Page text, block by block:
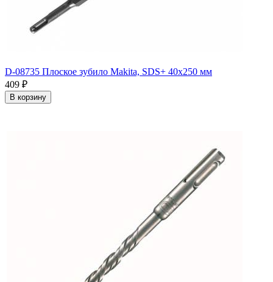
D-08735 Плоское зубило Makita, SDS+ 40х250 мм
409 ₽
В корзину